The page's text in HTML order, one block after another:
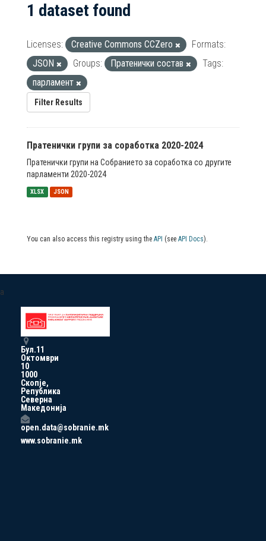
1 dataset found
Licenses: Creative Commons CCZero
Formats:
JSON
Groups: Пратенички состав
Tags:
парламент
Filter Results
Пратенички групи за соработка 2020-2024
Пратенички групи на Собранието за соработка со другите
парламенти 2020-2024
XLSX JSON
You can also access this registry using the API (see API Docs).
a
Бул.11
Октомври
10
1000
Скопје,
Република
Северна
Македонија
open.data@sobranie.mk
www.sobranie.mk